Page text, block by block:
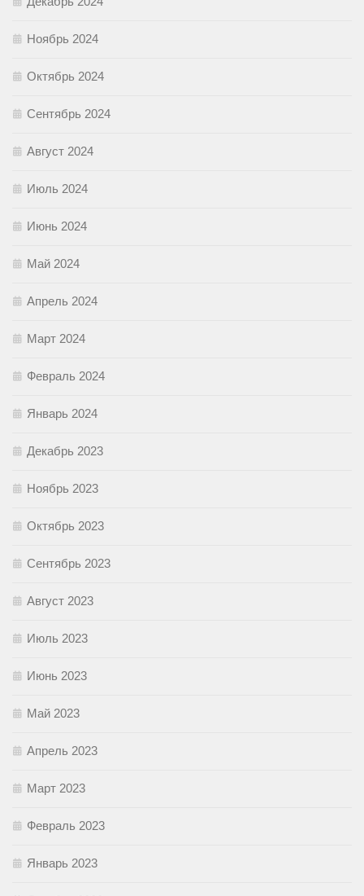
Ноябрь 2024
Октябрь 2024
Сентябрь 2024
Август 2024
Июль 2024
Июнь 2024
Май 2024
Апрель 2024
Март 2024
Февраль 2024
Январь 2024
Декабрь 2023
Ноябрь 2023
Октябрь 2023
Сентябрь 2023
Август 2023
Июль 2023
Июнь 2023
Май 2023
Апрель 2023
Март 2023
Февраль 2023
Январь 2023